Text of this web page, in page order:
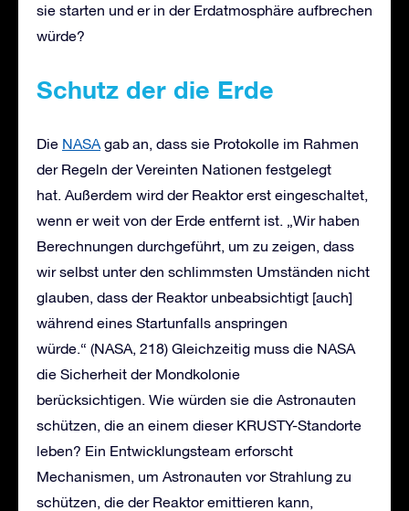
sie starten und er in der Erdatmosphäre aufbrechen
würde?
Schutz der die Erde
Die NASA gab an, dass sie Protokolle im Rahmen
der Regeln der Vereinten Nationen festgelegt
hat. Außerdem wird der Reaktor erst eingeschaltet,
wenn er weit von der Erde entfernt ist. „Wir haben
Berechnungen durchgeführt, um zu zeigen, dass
wir selbst unter den schlimmsten Umständen nicht
glauben, dass der Reaktor unbeabsichtigt [auch]
während eines Startunfalls anspringen
würde.“ (NASA, 218) Gleichzeitig muss die NASA
die Sicherheit der Mondkolonie
berücksichtigen. Wie würden sie die Astronauten
schützen, die an einem dieser KRUSTY-Standorte
leben? Ein Entwicklungsteam erforscht
Mechanismen, um Astronauten vor Strahlung zu
schützen, die der Reaktor emittieren kann,